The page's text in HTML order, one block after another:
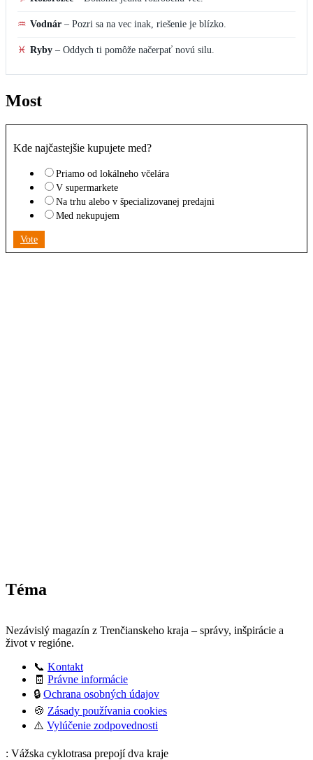
♒ Vodnár – Pozri sa na vec inak, riešenie je blízko.
♓ Ryby – Oddych ti pomôže načerpať novú silu.
Most
Kde najčastejšie kupujete med?
Priamo od lokálneho včelára
V supermarkete
Na trhu alebo v špecializovanej predajni
Med nekupujem
Vote
Téma
Nezávislý magazín z Trenčianskeho kraja – správy, inšpirácie a
život v regióne.
📞 Kontakt
🧾 Právne informácie
🔒 Ochrana osobných údajov
🍪 Zásady používania cookies
⚠️ Vylúčenie zodpovednosti
: Vážska cyklotrasa prepojí dva kraje